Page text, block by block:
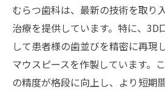
むらつ歯科は、最新の技術を取り
治療を提供しています。特に、3D
して患者様の歯並びを精密に再現
マウスピースを作製しています。
の精度が格段に向上し、より短期